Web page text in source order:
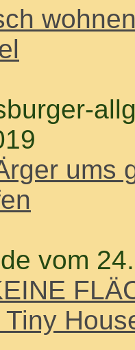
ums
vom
Tiny